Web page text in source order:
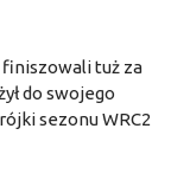
tuż za
do swojego
sezonu WRC2